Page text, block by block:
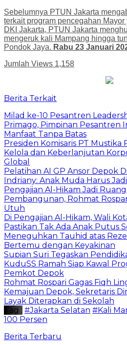
Sebelumnya PTUN Jakarta
terkait program pencegahan
DKI Jakarta, PTUN Jakarta
mengeruk kali Mampang hingga
Pondok Jaya. Rabu 23 Januari
Jumlah Views 1,158
Berita Terkait
Milad ke-10 Pesantren
Primago, Pimpinan Pesantren
Manfaat Tanpa Batas
Presiden Komisaris PT Mustika
Kelola dan Keberlanjutan
Global
Pelatihan AI GP Ansor Depok
Indriany: Anak Muda Harus
Pengajian Al-Hikam Jadi
Pembangunan, Rohmat
Utuh
Di Pengajian Al-Hikam, Wali
Pastikan Tak Ada Anak Putus
Meneguhkan Tauhid atas
Bertemu dengan Keyakinan
Supian Suri Tegaskan
KuduSS Ramah Siap Kawal
Pemkot Depok
Rohmat Rospari Gagas Fiqh
Kemajuan Depok, Sekretaris
Layak Diterapkan di Sekolah
Tag : #Jakarta Selatan #Kali
100 Persen
Berita Terbaru